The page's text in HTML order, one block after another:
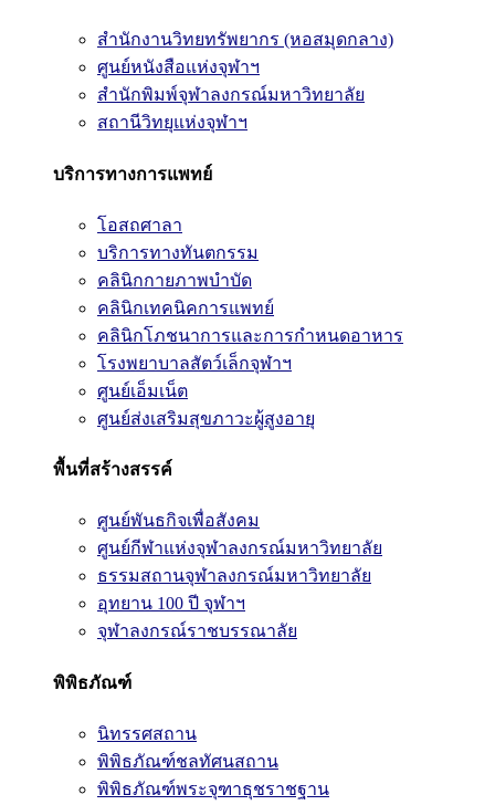
สำนักงานวิทยทรัพยากร (หอสมุดกลาง)
ศูนย์หนังสือแห่งจุฬาฯ
สำนักพิมพ์จุฬาลงกรณ์มหาวิทยาลัย
สถานีวิทยุแห่งจุฬาฯ
บริการทางการแพทย์
โอสถศาลา
บริการทางทันตกรรม
คลินิกกายภาพบำบัด
คลินิกเทคนิคการแพทย์
คลินิกโภชนาการและการกำหนดอาหาร
โรงพยาบาลสัตว์เล็กจุฬาฯ
ศูนย์เอ็มเน็ต
ศูนย์ส่งเสริมสุขภาวะผู้สูงอายุ
พื้นที่สร้างสรรค์
ศูนย์พันธกิจเพื่อสังคม
ศูนย์กีฬาแห่งจุฬาลงกรณ์มหาวิทยาลัย
ธรรมสถานจุฬาลงกรณ์มหาวิทยาลัย
อุทยาน 100 ปี จุฬาฯ
จุฬาลงกรณ์ราชบรรณาลัย
พิพิธภัณฑ์
นิทรรศสถาน
พิพิธภัณฑ์ชลทัศนสถาน
พิพิธภัณฑ์พระจุฑาธุชราชฐาน